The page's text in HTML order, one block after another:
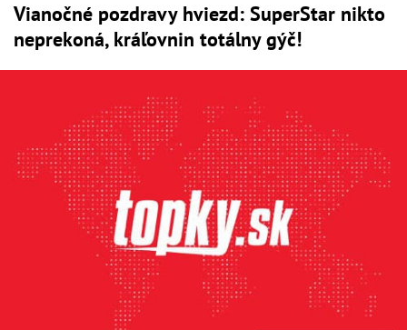
Vianočné pozdravy hviezd: SuperStar nikto
neprekoná, kráľovnin totálny gýč!